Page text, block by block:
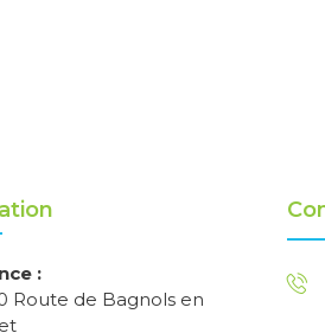
:
Route de Bagnols en